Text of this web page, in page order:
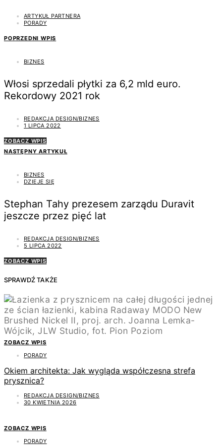
ARTYKUŁ PARTNERA
PORADY
POPRZEDNI WPIS
BIZNES
Włosi sprzedali płytki za 6,2 mld euro.
Rekordowy 2021 rok
REDAKCJA DESIGN/BIZNES
1 LIPCA 2022
ZOBACZ WPIS
NASTĘPNY ARTYKUŁ
BIZNES
DZIEJE SIĘ
Stephan Tahy prezesem zarządu Duravit
jeszcze przez pięć lat
REDAKCJA DESIGN/BIZNES
5 LIPCA 2022
ZOBACZ WPIS
SPRAWDŹ TAKŻE
ZOBACZ WPIS
PORADY
Okiem architekta: Jak wygląda współczesna strefa
prysznica?
REDAKCJA DESIGN/BIZNES
30 KWIETNIA 2026
ZOBACZ WPIS
PORADY